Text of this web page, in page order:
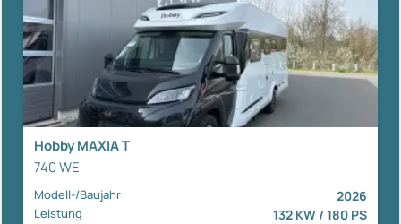
Hobby MAXIA T
740 WE
Modell-/Baujahr 2026
Leistung 132 KW / 180 PS